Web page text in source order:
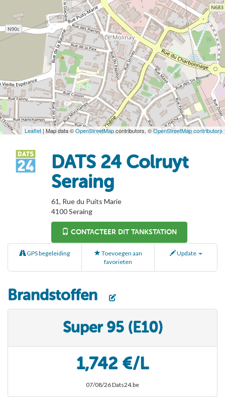
Leaflet | Map data ©OpenStreetMapcontributors, ©OpenStreetMap contributors
DATS 24 Colruyt
Seraing
61, Rue du Puits Marie
4100Seraing
CONTACTEER DIT TANKSTATION
GPS begeleiding
Toevoegen aan
favorieten
Update
Brandstoffen
Super 95 (E10)
1,742 €/L
07/08/26 Dats24.be